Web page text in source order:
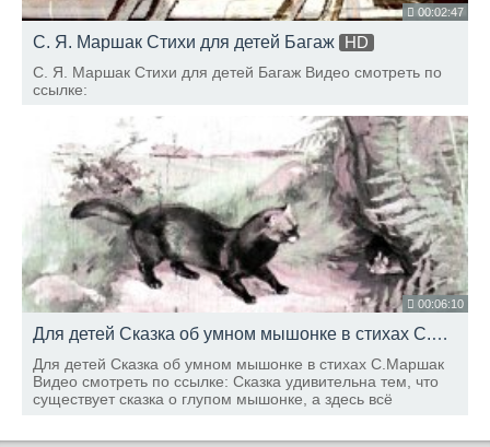
00:02:47
С. Я. Маршак Стихи для детей Багаж
HD
С. Я. Маршак Стихи для детей Багаж Видео смотреть по
ссылке:
00:06:10
Для детей Сказка об умном мышонке в стихах С.Маршак
Для детей Сказка об умном мышонке в стихах С.Маршак
Видео смотреть по ссылке: Сказка удивительна тем, что
существует сказка о глупом мышонке, а здесь всё